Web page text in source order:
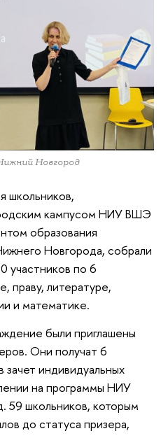
Новгород
школьников,
кампусом НИУ ВШЭ
образования
Новгорода, собрали
участников по 6
праву, литературе,
и математике.
были приглашены
Они получат 6
зачет индивидуальных
на программы НИУ
школьников, которым
до статуса призера,